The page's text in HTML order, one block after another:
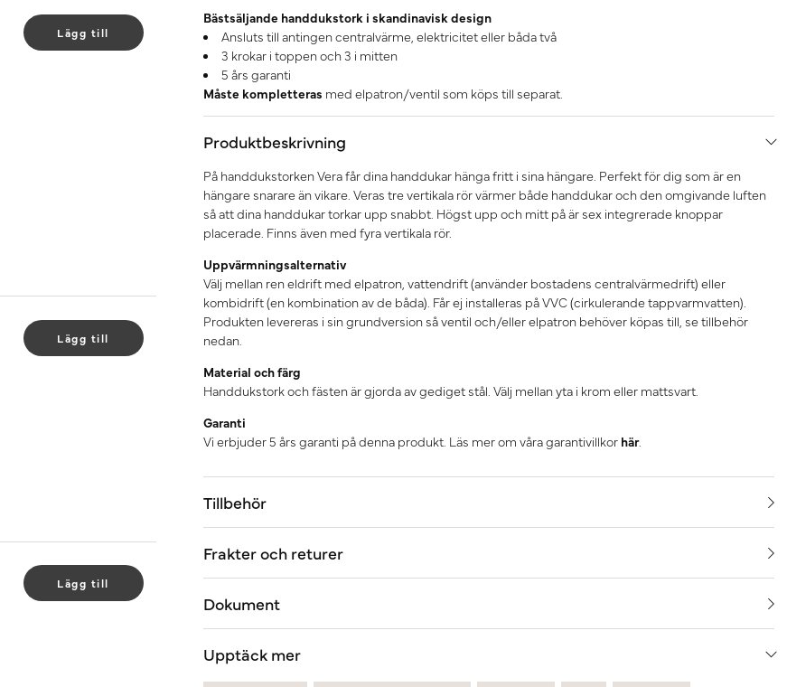
Lägg till
Lägg till
Lägg till
Bästsäljande handdukstork i skandinavisk design
Ansluts till antingen centralvärme, elektricitet eller båda två
3 krokar i toppen och 3 i mitten
5 års garanti
Måste kompletteras med elpatron/ventil som köps till separat.
Produktbeskrivning
På handdukstorken Vera får dina handdukar hänga fritt i sina hängare. Perfekt för dig som är en
hängare snarare än vikare. Veras tre vertikala rör värmer både handdukar och den omgivande luften
så att dina handdukar torkar upp snabbt. Högst upp och mitt på är sex integrerade knoppar
placerade. Finns även med fyra vertikala rör.
Uppvärmningsalternativ
Välj mellan ren eldrift med elpatron, vattendrift (använder bostadens centralvärmedrift) eller
kombidrift (en kombination av de båda). Får ej installeras på VVC (cirkulerande tappvarmvatten).
Produkten levereras i sin grundversion så ventil och/eller elpatron behöver köpas till, se tillbehör
nedan.
Material och färg
Handdukstork och fästen är gjorda av gediget stål. Välj mellan yta i krom eller mattsvart.
Garanti
Vi erbjuder 5 års garanti på denna produkt. Läs mer om våra garantivillkor här.
Tillbehör
Frakter och returer
Dokument
Upptäck mer